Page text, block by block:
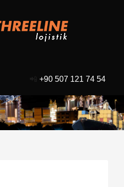
+90 507 121 74 54